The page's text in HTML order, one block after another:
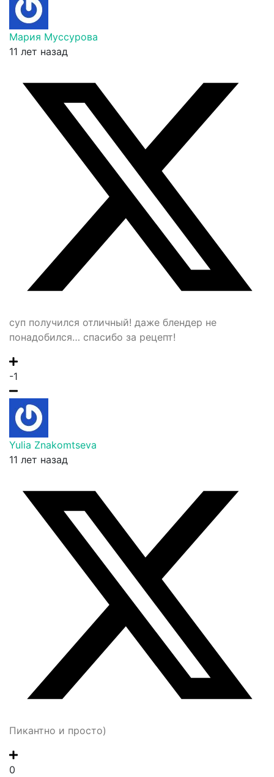
Мария Муссурова
11 лет назад
суп получился отличный! даже блендер не
понадобился… спасибо за рецепт!
-1
Yulia Znakomtseva
11 лет назад
Пикантно и просто)
0